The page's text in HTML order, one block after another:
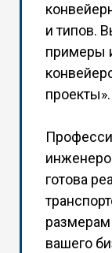
и типов.
примеры
проекты».
готова
размерам
вашего